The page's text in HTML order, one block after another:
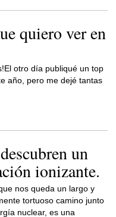
quiero ver en
otro día publiqué un top
año, pero me dejé tantas
un
ionizante.
nos queda un largo y
tortuoso camino junto
nuclear, es una